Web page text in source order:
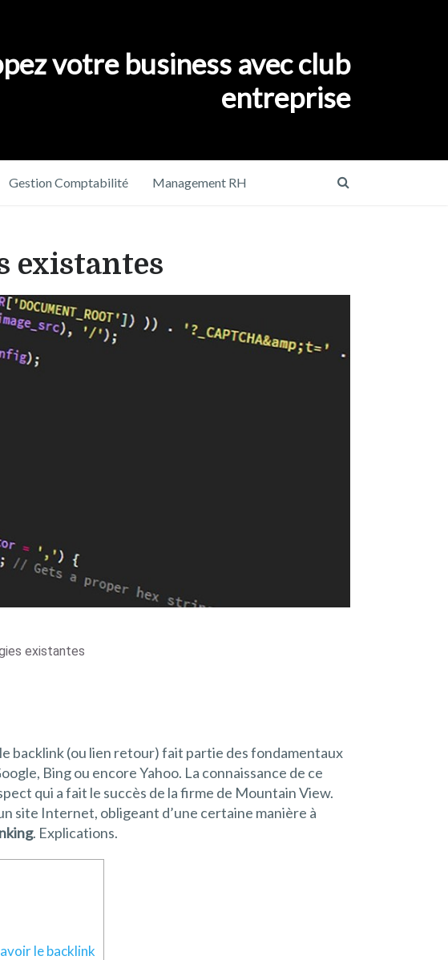
votre business avec club
entreprise
Gestion Comptabilité Management RH
existantes
existantes
backlink (ou lien retour) fait partie des fondamentaux
Bing ou encore Yahoo. La connaissance de ce
qui a fait le succès de la firme de Mountain View.
site Internet, obligeant d’une certaine manière à
. Explications.
le backlink